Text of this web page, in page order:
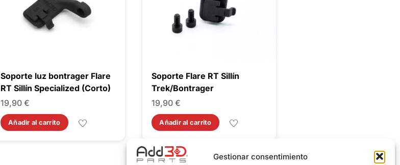
Gestionar consentimiento
Soporte luz bontrager Flare
RT Sillín Specialized (Corto)
19,90 €
Añadir al carrito
Soporte Flare RT Sillín
Trek/Bontrager
19,90€
Añadir al carrito